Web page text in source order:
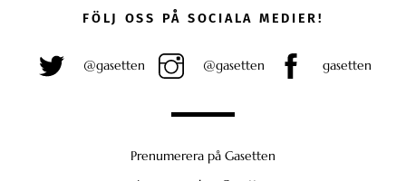
FÖLJ OSS PÅ SOCIALA MEDIER!
@gasetten @gasetten gasetten
Prenumerera på Gasetten